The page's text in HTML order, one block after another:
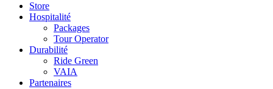
Store
Hospitalité
Packages
Tour Operator
Durabilité
Ride Green
VAIA
Partenaires